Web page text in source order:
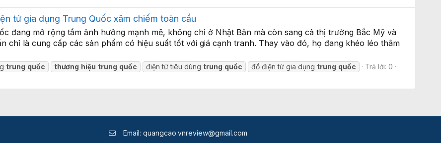
tử gia dụng Trung Quốc xâm chiếm toàn cầu
đang mở rộng tầm ảnh hưởng mạnh mẽ, không chỉ ở Nhật Bản mà còn sang cả thị trường Bắc Mỹ và
chỉ là cung cấp các sản phẩm có hiệu suất tốt với giá cạnh tranh. Thay vào đó, họ đang khéo léo thâm
trung quốc thương hiệu trung quốc điện tử tiêu dùng trung quốc đồ điện tử gia dụng trung quốc
Trả lời: 0
Email: quangcao.vnreview@gmail.com